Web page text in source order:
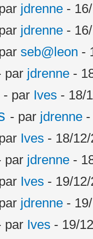
jdrenne -
jdrenne -
seb@leon -
par jdrenne -
- par Ives - 18/
- par jdrenne
Ives - 18/
par jdrenne -
Ives - 19/
jdrenne -
par Ives - 19/